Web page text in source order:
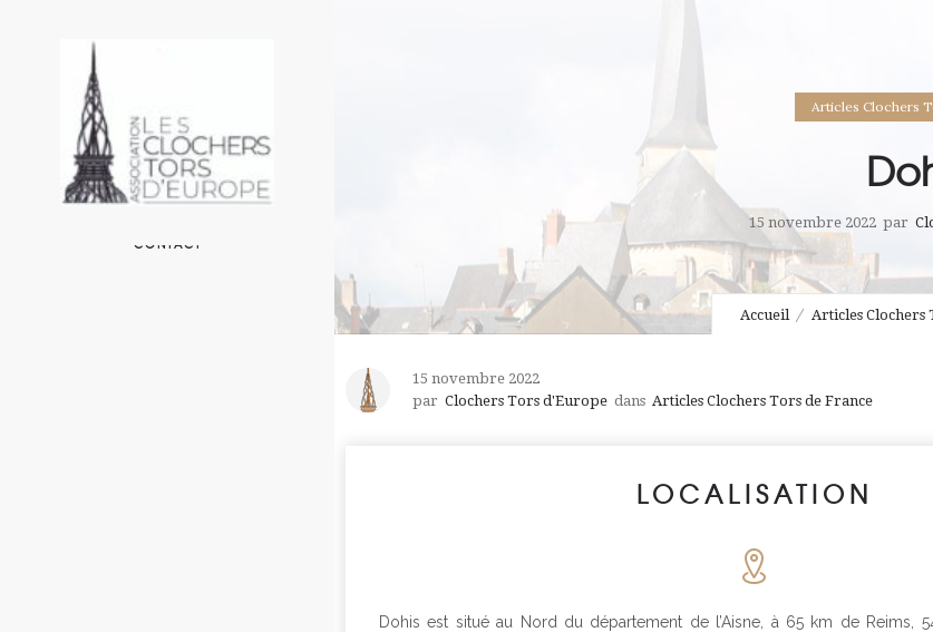
LES CLOCHERS EN EUROPE
UN PEU DE TECHNIQUE
AUTOUR DE L’ASSOCIATION
CONTACT
Articles Clochers
15 novembre 2022 par
Accueil Articles Clochers
15 novembre 2022
par Clochers Tors d'Europe dans Articles Clochers Tors de France
LOCALISATION
Dohis est situé au Nord du département de l’Aisne, à 65 km de Reims,